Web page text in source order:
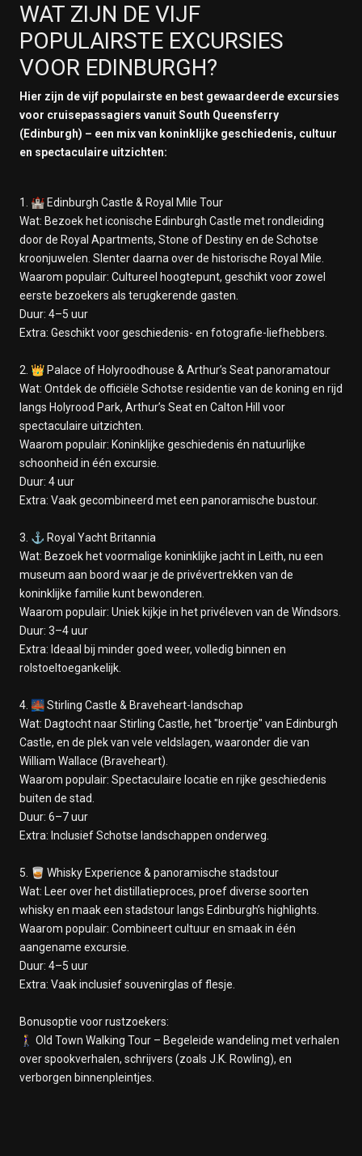
WAT ZIJN DE VIJF
POPULAIRSTE EXCURSIES
VOOR EDINBURGH?
Hier zijn de vijf populairste en best gewaardeerde excursies
voor cruisepassagiers vanuit South Queensferry
(Edinburgh) – een mix van koninklijke geschiedenis, cultuur
en spectaculaire uitzichten:
1. 🏰 Edinburgh Castle & Royal Mile Tour
Wat: Bezoek het iconische Edinburgh Castle met rondleiding
door de Royal Apartments, Stone of Destiny en de Schotse
kroonjuwelen. Slenter daarna over de historische Royal Mile.
Waarom populair: Cultureel hoogtepunt, geschikt voor zowel
eerste bezoekers als terugkerende gasten.
Duur: 4–5 uur
Extra: Geschikt voor geschiedenis- en fotografie-liefhebbers.
2. 👑 Palace of Holyroodhouse & Arthur’s Seat panoramatour
Wat: Ontdek de officiële Schotse residentie van de koning en rijd
langs Holyrood Park, Arthur’s Seat en Calton Hill voor
spectaculaire uitzichten.
Waarom populair: Koninklijke geschiedenis én natuurlijke
schoonheid in één excursie.
Duur: 4 uur
Extra: Vaak gecombineerd met een panoramische bustour.
3. ⚓ Royal Yacht Britannia
Wat: Bezoek het voormalige koninklijke jacht in Leith, nu een
museum aan boord waar je de privévertrekken van de
koninklijke familie kunt bewonderen.
Waarom populair: Uniek kijkje in het privéleven van de Windsors.
Duur: 3–4 uur
Extra: Ideaal bij minder goed weer, volledig binnen en
rolstoeltoegankelijk.
4. 🌉 Stirling Castle & Braveheart-landschap
Wat: Dagtocht naar Stirling Castle, het "broertje" van Edinburgh
Castle, en de plek van vele veldslagen, waaronder die van
William Wallace (Braveheart).
Waarom populair: Spectaculaire locatie en rijke geschiedenis
buiten de stad.
Duur: 6–7 uur
Extra: Inclusief Schotse landschappen onderweg.
5. 🥃 Whisky Experience & panoramische stadstour
Wat: Leer over het distillatieproces, proef diverse soorten
whisky en maak een stadstour langs Edinburgh’s highlights.
Waarom populair: Combineert cultuur en smaak in één
aangename excursie.
Duur: 4–5 uur
Extra: Vaak inclusief souvenirglas of flesje.
Bonusoptie voor rustzoekers:
🚶‍♀️ Old Town Walking Tour – Begeleide wandeling met verhalen
over spookverhalen, schrijvers (zoals J.K. Rowling), en
verborgen binnenpleintjes.